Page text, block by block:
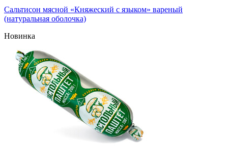
Сальтисон мясной «Княжеский с языком» вареный
(натуральная оболочка)
Новинка